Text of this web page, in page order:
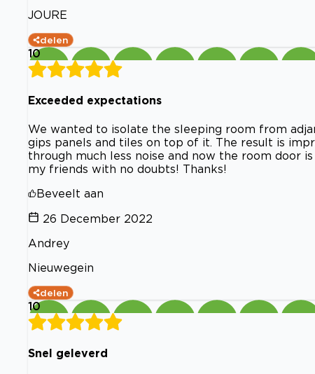
JOURE
delen
10
Exceeded expectations
We wanted to isolate the sleeping room from
gips panels and tiles on top of it. The result is
through much less noise and now the room door
my friends with no doubts! Thanks!
Beveelt aan
26 December 2022
Andrey
Nieuwegein
delen
10
Snel geleverd